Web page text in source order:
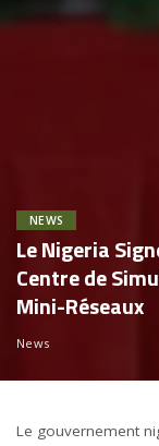
NEWS
Le Nigeria
Centre de
Mini-Réseaux
News
Le gouvernement